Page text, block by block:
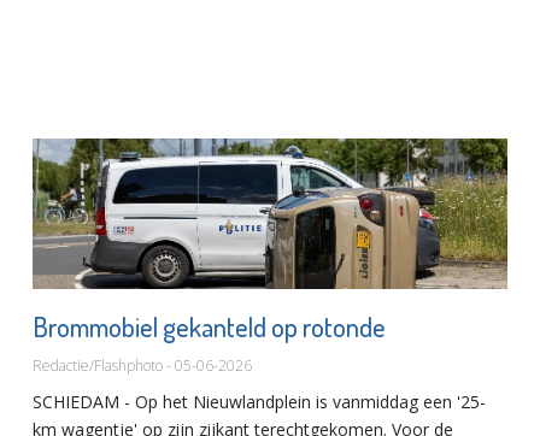
Brommobiel gekanteld op rotonde
Redactie/Flashphoto - 05-06-2026
SCHIEDAM - Op het Nieuwlandplein is vanmiddag een '25-
km wagentje' op zijn zijkant terechtgekomen. Voor de